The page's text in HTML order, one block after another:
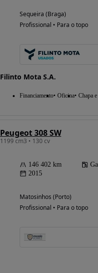
Sequeira (Braga)
Profissional • Para o topo
Filinto Mota S.A.
Financiamento Oficina Chapa
Peugeot 308 SW
1199 cm3 • 130 cv
146 402 km
2015
Matosinhos (Porto)
Profissional • Para o topo